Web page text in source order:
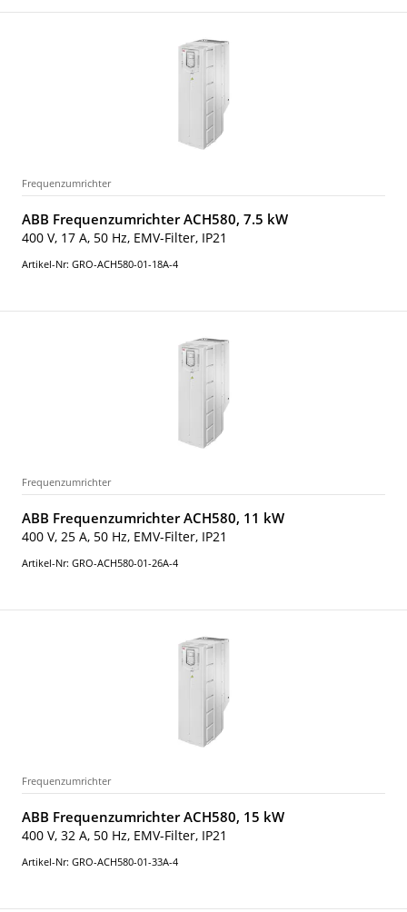
Frequenzumrichter
ABB Frequenzumrichter ACH580, 7.5 kW
400 V, 17 A, 50 Hz, EMV-Filter, IP21
Artikel-Nr: GRO-ACH580-01-18A-4
Frequenzumrichter
ABB Frequenzumrichter ACH580, 11 kW
400 V, 25 A, 50 Hz, EMV-Filter, IP21
Artikel-Nr: GRO-ACH580-01-26A-4
Frequenzumrichter
ABB Frequenzumrichter ACH580, 15 kW
400 V, 32 A, 50 Hz, EMV-Filter, IP21
Artikel-Nr: GRO-ACH580-01-33A-4